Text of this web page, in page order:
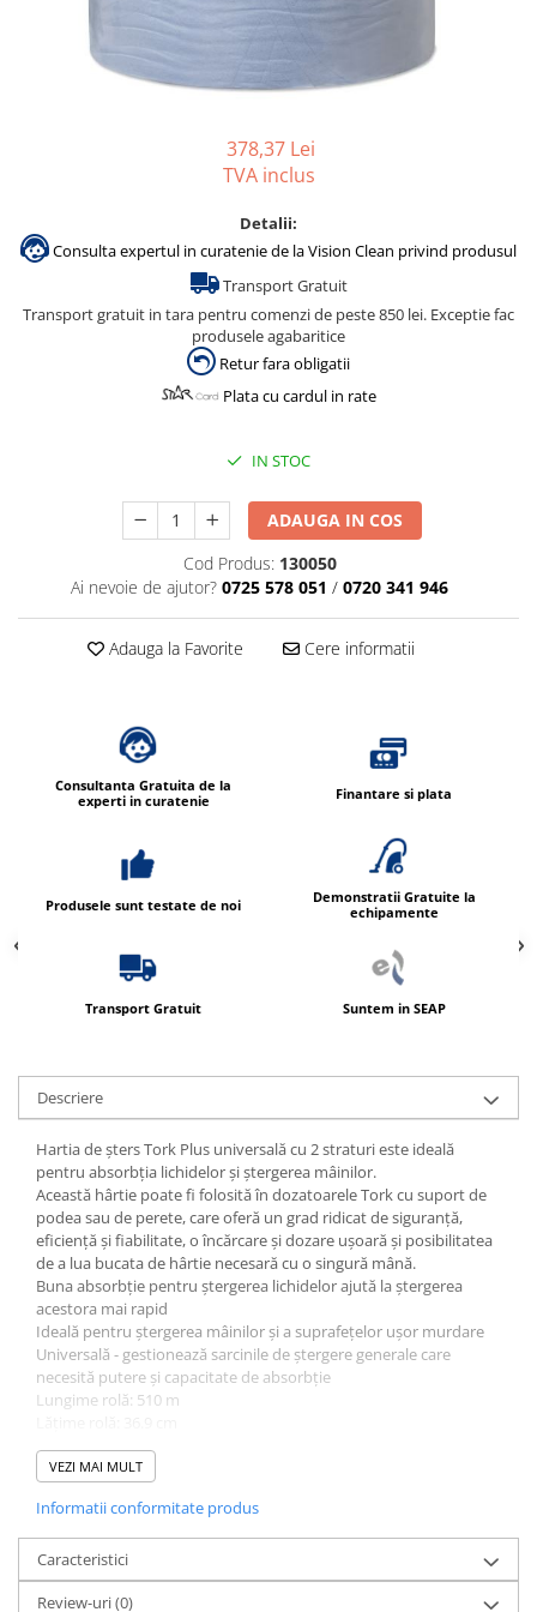
Gama de cosmetice hoteliere
Salvatore Ferragamo
Gama de cosmetice hoteliere Sense
378,37 Lei
TVA inclus
Detalii:
Consulta expertul in curatenie de la Vision Clean privind produsul
Transport Gratuit
Transport gratuit in tara pentru comenzi de peste 850 lei. Exceptie fac
produsele agabaritice
Retur fara obligatii
Plata cu cardul in rate
IN STOC
ADAUGA IN COS
Cod Produs: 130050
Ai nevoie de ajutor? 0725 578 051 / 0720 341 946
Adauga la Favorite Cere informatii
Consultanta Gratuita de la
experti in curatenie
Finantare si plata
Produsele sunt testate de noi
Demonstratii Gratuite la
echipamente
Transport Gratuit Suntem in SEAP
Descriere
Hartia de șters Tork Plus universală cu 2 straturi este ideală
pentru absorbția lichidelor și ștergerea mâinilor.
Această hârtie poate fi folosită în dozatoarele Tork cu suport de
podea sau de perete, care oferă un grad ridicat de siguranță,
eficiență și fiabilitate, o încărcare și dozare ușoară și posibilitatea
de a lua bucata de hârtie necesară cu o singură mână.
Buna absorbție pentru ștergerea lichidelor ajută la ștergerea
acestora mai rapid
Ideală pentru ștergerea mâinilor și a suprafețelor ușor murdare
Universală - gestionează sarcinile de ștergere generale care
necesită putere și capacitate de absorbție
Lungime rolă: 510 m
Diametru rolă: 39 cm
Lungime prosop: 34 cm
VEZI MAI MULT
Informatii conformitate produs
Caracteristici
Review-uri(0)